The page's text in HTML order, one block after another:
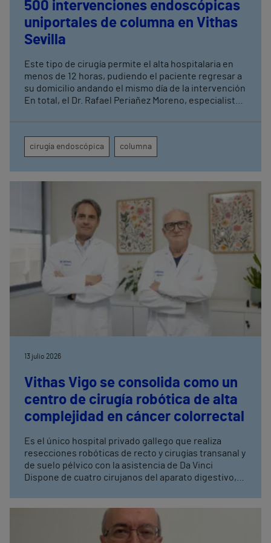
500 intervenciones endoscópicas
uniportales de columna en Vithas
Sevilla
Este tipo de cirugía permite el alta hospitalaria en
menos de 12 horas, pudiendo el paciente regresar a
su domicilio andando el mismo día de la intervención
En total, el Dr. Rafael Periañez Moreno, especialista
a lo largo de diez años de actividad en el centro
cirugía endoscópica columna
13 julio 2026
Vithas Vigo se consolida como un
centro de cirugía robótica de alta
complejidad en cáncer colorrectal
Es el único hospital privado gallego que realiza
resecciones robóticas de recto y cirugías transanal y
de suelo pélvico con la asistencia de Da Vinci
Dispone de cuatro cirujanos del aparato digestivo,